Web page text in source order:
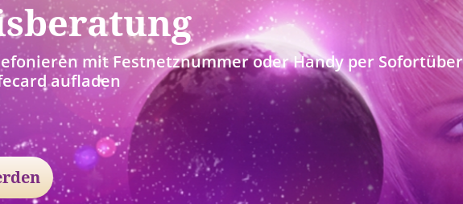
mit Festnetznummer oder Handy per
aufladen